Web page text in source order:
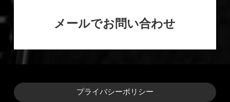
メールでお問い合わせ
プライバシーポリシー